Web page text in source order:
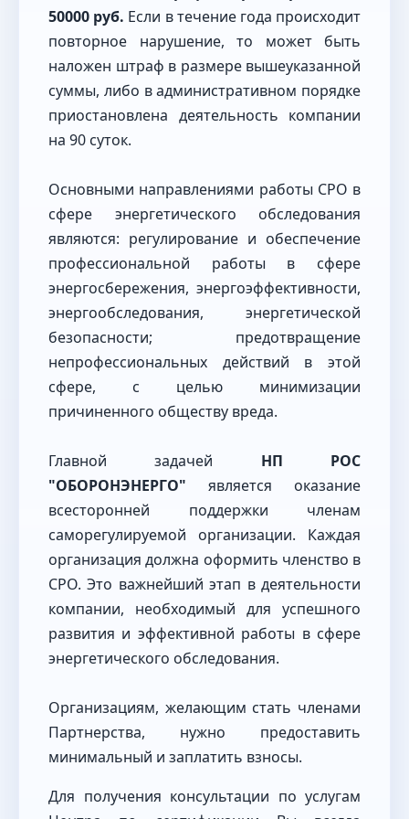
50000 руб. Если в течение года происходит
повторное нарушение, то может быть
наложен штраф в размере вышеуказанной
суммы, либо в административном порядке
приостановлена деятельность компании
на 90 суток.
Основными направлениями работы СРО в
сфере энергетического обследования
являются: регулирование и обеспечение
профессиональной работы в сфере
энергосбережения, энергоэффективности,
энергообследования, энергетической
безопасности; предотвращение
непрофессиональных действий в этой
сфере, с целью минимизации
причиненного обществу вреда.
Главной задачей НП РОС
"ОБОРОНЭНЕРГО" является оказание
всесторонней поддержки членам
саморегулируемой организации. Каждая
организация должна оформить членство в
СРО. Это важнейший этап в деятельности
компании, необходимый для успешного
развития и эффективной работы в сфере
энергетического обследования.
Организациям, желающим стать членами
Партнерства, нужно предоставить
минимальный и заплатить взносы.
Для получения консультации по услугам